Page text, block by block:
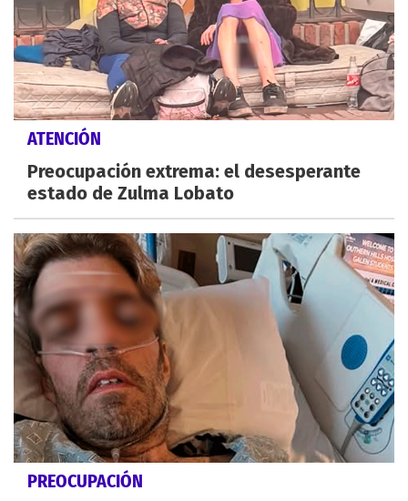
ATENCIÓN
Preocupación extrema: el desesperante
estado de Zulma Lobato
PREOCUPACIÓN